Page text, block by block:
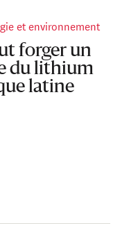
et environnement
forger un
du lithium
latine